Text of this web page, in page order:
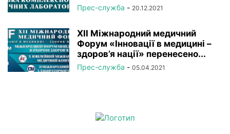
Прес-служба - 20.12.2021
XII Міжнародний медичний
Форум «Інновації в медицині –
здоров’я нації» перенесено...
Прес-служба - 05.04.2021